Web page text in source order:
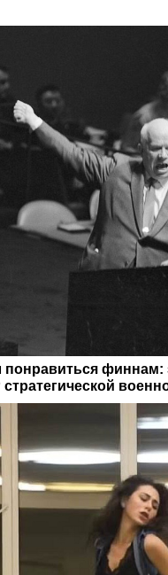
понравиться